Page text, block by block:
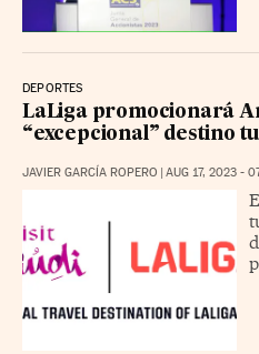
DEPORTES
LaLiga promocionará
“excepcional” destino
JAVIER GARCÍA ROPERO AUG 17, 2023 -